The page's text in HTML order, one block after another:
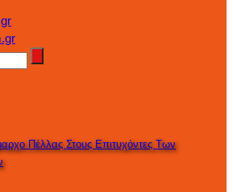
Πέλλας Στους Επιτυχόντες Των